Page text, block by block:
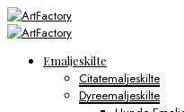
Emaljeskilte
Citatemaljeskilte
Dyreemaljeskilte